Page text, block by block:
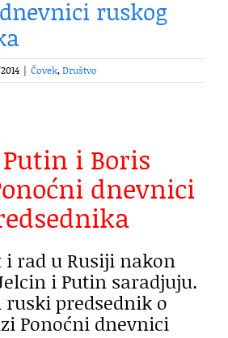
ruskog
Čovek,Društvo
i Boris
dnevnici
i rad u Rusiji nakon
i Putin saradjuju.
ruski predsednik o
Ponoćni dnevnici